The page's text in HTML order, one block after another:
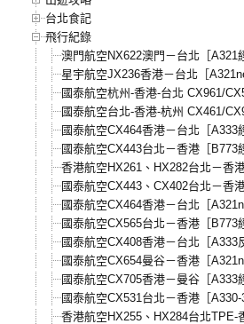
台北食記
飛行紀錄
澳門航空NX622澳門－台北［
星宇航空JX236香港－台北［
國泰航空杭州-香港-台北 CX961/
國泰航空台北-香港-杭州 CX461/
國泰航空CX464香港－台北［
國泰航空CX443台北－香港［
香港航空HX261、HX282台北－香
國泰航空CX443、CX402台北－香
國泰航空CX464香港－台北［
國泰航空CX565台北－香港［B773
國泰航空CX408香港－台北［
國泰航空CX654曼谷－香港［
國泰航空CX705香港－曼谷［
國泰航空CX531台北－香港［
香港航空HX255、HX284台北